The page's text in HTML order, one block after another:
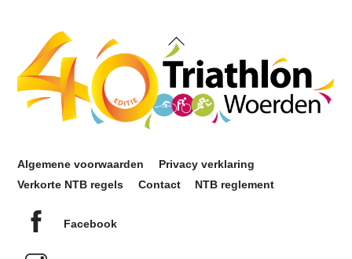
Back
To
Top
Algemene voorwaarden
Privacy verklaring
Verkorte NTB regels
Contact NTB reglement
Facebook